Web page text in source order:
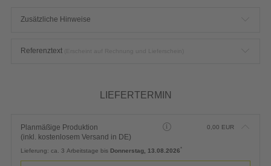
Zusätzliche Hinweise
Referenztext
LIEFERTERMIN
Planmäßige Produktion
(inkl. kostenlosem Versand in DE)
0,00 EUR
Lieferung: ca. 3 Arbeitstage bis Donnerstag, 13.08.2026*